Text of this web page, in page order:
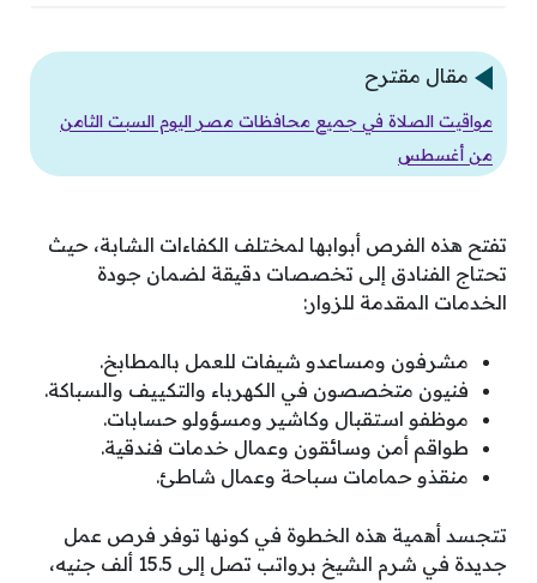
مقال مقترح
مواقيت الصلاة في جميع محافظات مصر اليوم السبت الثامن
من أغسطس
تفتح هذه الفرص أبوابها لمختلف الكفاءات الشابة، حيث
تحتاج الفنادق إلى تخصصات دقيقة لضمان جودة
الخدمات المقدمة للزوار:
مشرفون ومساعدو شيفات للعمل بالمطابخ.
فنيون متخصصون في الكهرباء والتكييف والسباكة.
موظفو استقبال وكاشير ومسؤولو حسابات.
طواقم أمن وسائقون وعمال خدمات فندقية.
منقذو حمامات سباحة وعمال شاطئ.
تتجسد أهمية هذه الخطوة في كونها توفر فرص عمل
جديدة في شرم الشيخ برواتب تصل إلى 15.5 ألف جنيه،